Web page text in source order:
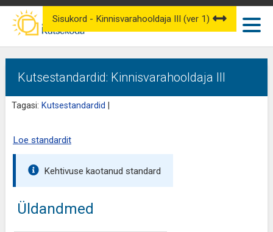
Kutsestandardid: Kinnisvarahooldaja III
Tagasi: Kutsestandardid
Sisukord - Kinnisvarahooldaja III (ver 1)
Loe standardit
Kehtivuse kaotanud standard
Üldandmed